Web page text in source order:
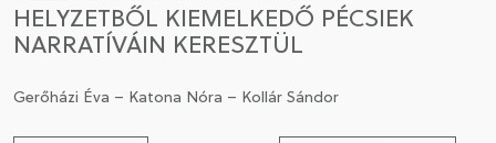
HELYZETBŐL KIEMELKEDŐ PÉCSIEK
NARRATÍVÁIN KERESZTÜL
Gerőházi Éva – Katona Nóra – Kollár Sándor